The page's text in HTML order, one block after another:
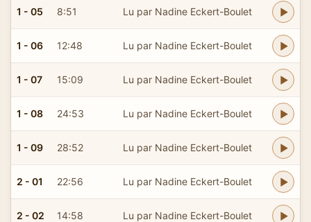
1 - 05 8:51 Lu par Nadine Eckert-Boulet
1 - 06 12:48 Lu par Nadine Eckert-Boulet
1 - 07 15:09 Lu par Nadine Eckert-Boulet
1 - 08 24:53 Lu par Nadine Eckert-Boulet
1 - 09 28:52 Lu par Nadine Eckert-Boulet
2 - 01 22:56 Lu par Nadine Eckert-Boulet
2 - 02 14:58 Lu par Nadine Eckert-Boulet